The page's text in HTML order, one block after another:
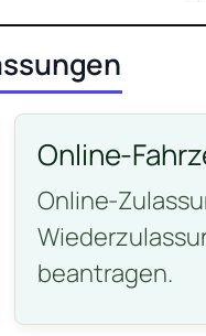
Online-
Online-
beantragen.